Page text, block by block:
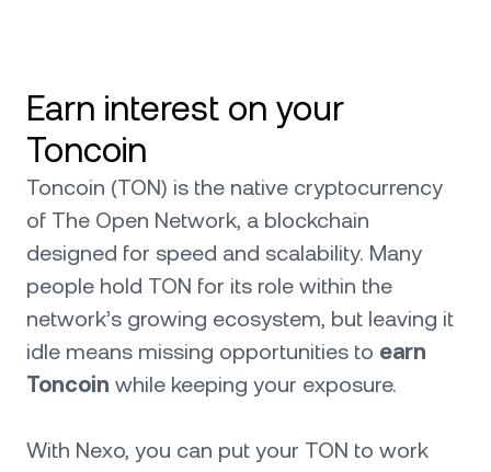
Earn interest on your
Toncoin
Toncoin (TON) is the native cryptocurrency
of The Open Network, a blockchain
designed for speed and scalability. Many
people hold TON for its role within the
network’s growing ecosystem, but leaving it
idle means missing opportunities to earn
Toncoin while keeping your exposure.
With Nexo, you can put your TON to work